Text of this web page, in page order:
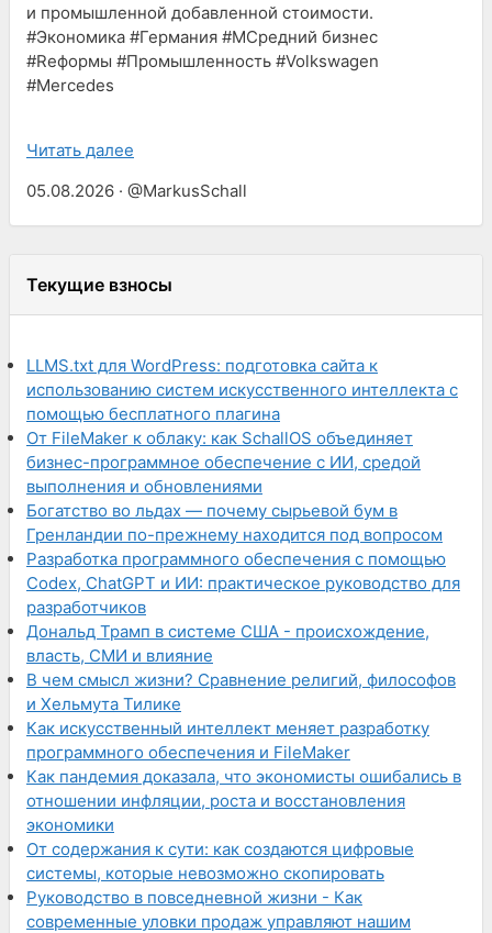
и промышленной добавленной стоимости.
#Экономика #Германия #MСредний бизнес
#Rеформы #Промышленность #Volkswagen
#Mercedes
Читать далее
05.08.2026 · @MarkusSchall
Текущие взносы
LLMS.txt для WordPress: подготовка сайта к
использованию систем искусственного интеллекта с
помощью бесплатного плагина
От FileMaker к облаку: как SchallOS объединяет
бизнес-программное обеспечение с ИИ, средой
выполнения и обновлениями
Богатство во льдах — почему сырьевой бум в
Гренландии по-прежнему находится под вопросом
Разработка программного обеспечения с помощью
Codex, ChatGPT и ИИ: практическое руководство для
разработчиков
Дональд Трамп в системе США - происхождение,
власть, СМИ и влияние
В чем смысл жизни? Сравнение религий, философов
и Хельмута Тилике
Как искусственный интеллект меняет разработку
программного обеспечения и FileMaker
Как пандемия доказала, что экономисты ошибались в
отношении инфляции, роста и восстановления
экономики
От содержания к сути: как создаются цифровые
системы, которые невозможно скопировать
Руководство в повседневной жизни - Как
современные уловки продаж управляют нашим